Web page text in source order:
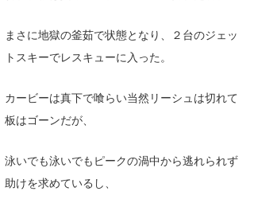
まさに地獄の釜茹で状態となり、２台のジェッ
トスキーでレスキューに入った。
カービーは真下で喰らい当然リーシュは切れて
板はゴーンだが、
泳いでも泳いでもピークの渦中から逃れられず
助けを求めているし、